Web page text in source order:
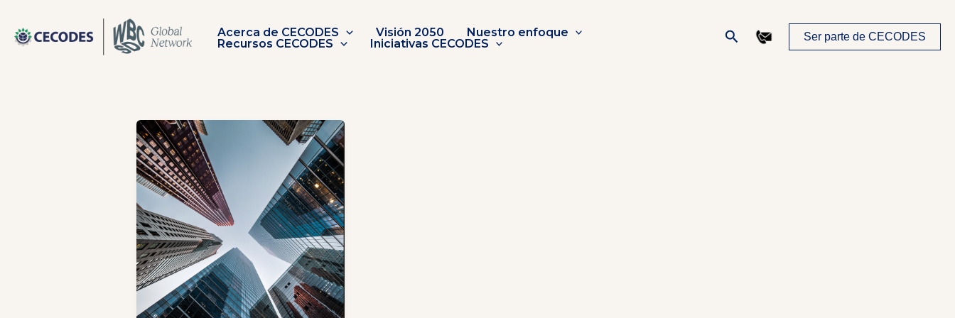
contenido
Acerca de CECODES Visión 2050
Nuestro enfoque
Recursos CECODES
Iniciativas CECODES Buscar Ser parte de CECODES